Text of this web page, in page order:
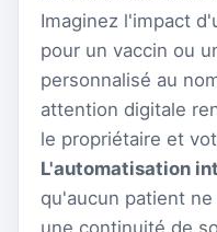
Imaginez l'impact
pour un vaccin ou
personnalisé au
attention digitale
le propriétaire et
L'automatisation
qu'aucun patient
une continuité de